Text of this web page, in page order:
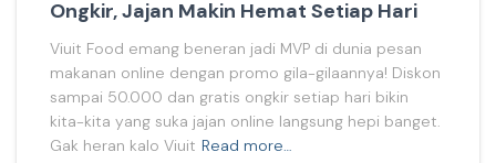
Ongkir, Jajan Makin Hemat Setiap Hari
Viuit Food emang beneran jadi MVP di dunia pesan
makanan online dengan promo gila-gilaannya! Diskon
sampai 50.000 dan gratis ongkir setiap hari bikin
kita-kita yang suka jajan online langsung hepi banget.
Gak heran kalo Viuit Read more…